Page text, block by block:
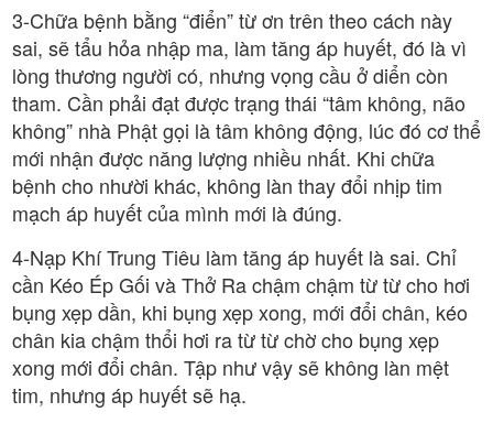
3-Chữa bệnh bằng “điển” từ ơn trên theo cách này
sai, sẽ tẩu hỏa nhập ma, làm tăng áp huyết, đó là vì
lòng thương người có, nhưng vọng cầu ở diển còn
tham. Cần phải đạt được trạng thái “tâm không, não
không” nhà Phật gọi là tâm không động, lúc đó cơ thể
mới nhận được năng lượng nhiều nhất. Khi chữa
bệnh cho nhười khác, không làn thay đổi nhịp tim
mạch áp huyết của mình mới là đúng.
4-Nạp Khí Trung Tiêu làm tăng áp huyết là sai. Chỉ
cần Kéo Ép Gối và Thở Ra chậm chậm từ từ cho hơi
bụng xẹp dần, khi bụng xẹp xong, mới đổi chân, kéo
chân kia chậm thổi hơi ra từ từ chờ cho bụng xẹp
xong mới đổi chân. Tập như vậy sẽ không làn mệt
tim, nhưng áp huyết sẽ hạ.